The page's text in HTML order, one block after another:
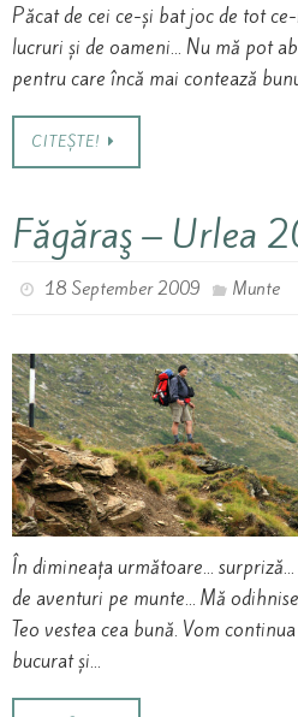
Păcat de cei ce-și bat joc de tot
lucruri și de oameni… Nu mă pot
pentru care încă mai contează
CITEȘTE!
Făgăraş – Urlea
18 September 2009 Munte
În dimineața următoare…
de aventuri pe munte… Mă
Teo vestea cea bună. Vom
bucurat și…